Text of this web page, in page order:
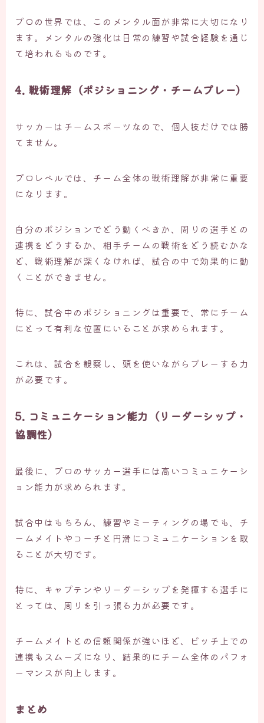
プロの世界では、このメンタル面が非常に大切になり
ます。メンタルの強化は日常の練習や試合経験を通じ
て培われるものです。
4. 戦術理解（ポジショニング・チームプレー）
サッカーはチームスポーツなので、個人技だけでは勝
てません。
プロレベルでは、チーム全体の戦術理解が非常に重要
になります。
自分のポジションでどう動くべきか、周りの選手との
連携をどうするか、相手チームの戦術をどう読むかな
ど、戦術理解が深くなければ、試合の中で効果的に動
くことができません。
特に、試合中のポジショニングは重要で、常にチーム
にとって有利な位置にいることが求められます。
これは、試合を観察し、頭を使いながらプレーする力
が必要です。
5. コミュニケーション能力（リーダーシップ・
協調性）
最後に、プロのサッカー選手には高いコミュニケーシ
ョン能力が求められます。
試合中はもちろん、練習やミーティングの場でも、チ
ームメイトやコーチと円滑にコミュニケーションを取
ることが大切です。
特に、キャプテンやリーダーシップを発揮する選手に
とっては、周りを引っ張る力が必要です。
チームメイトとの信頼関係が強いほど、ピッチ上での
連携もスムーズになり、結果的にチーム全体のパフォ
ーマンスが向上します。
まとめ